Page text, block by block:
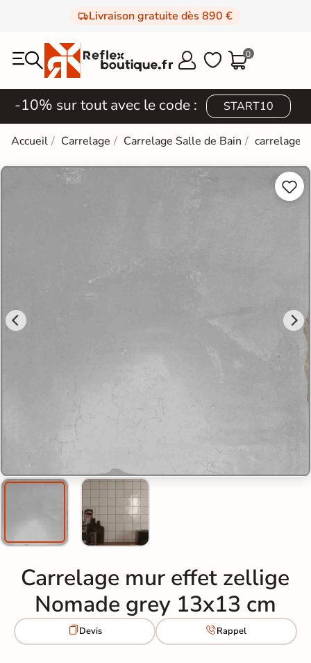
Livraison gratuite dès 890 €
  0
-10% sur tout avec le code : START10
Accueil Carrelage Carrelage Salle de Bain carrelage


Carrelage mur effet zellige
Nomade grey 13x13 cm
Devis Rappel